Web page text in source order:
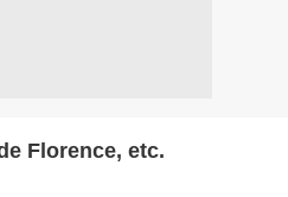
Florence, etc.